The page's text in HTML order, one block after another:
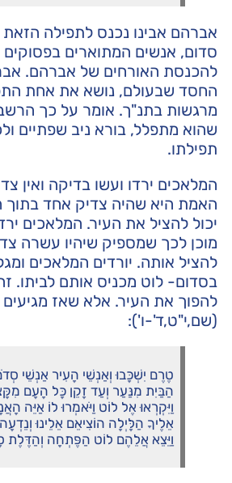
אברהם אבינו נכנס לתפילה
סדום, אנשים המתוארים בפסוקים
להכנסת האורחים של אברהם.
החסד שבעולם, נושא את אחת
מרגשות בתנ"ך. אומר על כך
שהוא מתפלל, בורא ניב שפתיים
תפילתו.
המלאכים ירדו ועשו בדיקה ואין
האמת היא שהיה צדיק אחד בתוך
יכול להציל את העיר. המלאכים
מוכן לכך שמספיק שיהיו עשרה
להציל אותה. יורדים המלאכים
בסדום- לוט מכניס אותם לביתו.
להפוך את העיר. אלא שאז
(שם,י"ט,ד'-ו'):
טֶרֶם יִשְׁכָּבוּ וְאַנְשֵׁי הָעִיר אַנְשֵׁי
הַבַּיִת מִנַּעַר וְעַד זָקֵן כָּל הָעָם
וַיִּקְרְאוּ אֶל לוֹט וַיֹּאמְרוּ לוֹ אַיֵּה
אֵלֶיךָ הַלָּיְלָה הוֹצִיאֵם אֵלֵינוּ
וַיֵּצֵא אֲלֵהֶם לוֹט הַפֶּתְחָה וְהַדֶּלֶת